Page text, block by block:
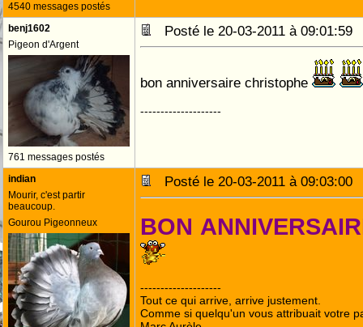
4540 messages postés
benj1602
Pigeon d'Argent
761 messages postés
Posté le 20-03-2011 à
bon anniversaire christophe
--------------------
indian
Mourir, c'est partir
beaucoup.
Gourou Pigeonneux
Posté le 20-03-2011 à
BON
--------------------
Tout ce qui arrive, arrive justement.
Comme si quelqu'un vous attribuait votre